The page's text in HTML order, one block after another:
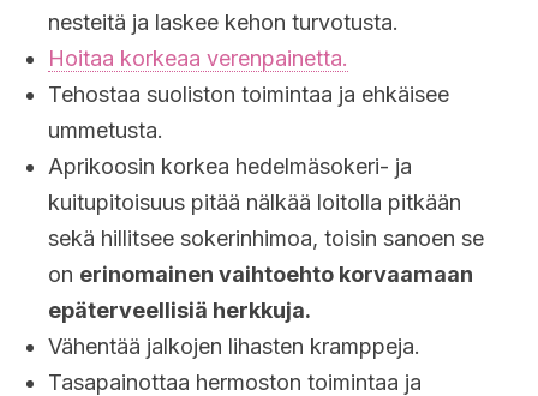
nesteitä ja laskee kehon turvotusta.
Hoitaa korkeaa verenpainetta.
Tehostaa suoliston toimintaa ja ehkäisee
ummetusta.
Aprikoosin korkea hedelmäsokeri- ja
kuitupitoisuus pitää nälkää loitolla pitkään
sekä hillitsee sokerinhimoa, toisin sanoen se
on erinomainen vaihtoehto korvaamaan
epäterveellisiä herkkuja.
Vähentää jalkojen lihasten kramppeja.
Tasapainottaa hermoston toimintaa ja